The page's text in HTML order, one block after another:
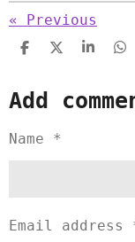
« Previous
S
r
e
S
S
r
e
S
r
e
Add
Name *
Email address